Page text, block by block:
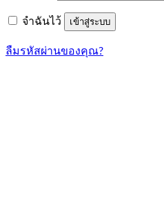
จำฉันไว้ เข้าสู่ระบบ
ลืมรหัสผ่านของคุณ?